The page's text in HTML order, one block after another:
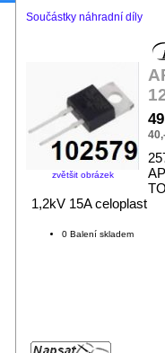
Součástky náhradní díly
zvětšit obrázek
1,2kV 15A celoplast
0 Balení skladem